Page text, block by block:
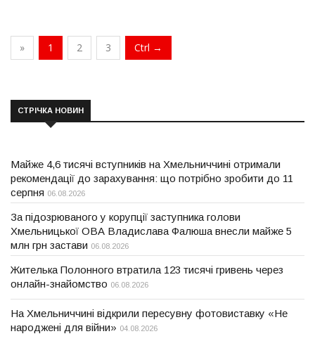
» 1 2 3 Ctrl →
СТРІЧКА НОВИН
Майже 4,6 тисячі вступників на Хмельниччині отримали
рекомендації до зарахування: що потрібно зробити до 11
серпня 06.08.2026
За підозрюваного у корупції заступника голови
Хмельницької ОВА Владислава Фалюша внесли майже 5
млн грн застави 06.08.2026
Жителька Полонного втратила 123 тисячі гривень через
онлайн-знайомство 06.08.2026
На Хмельниччині відкрили пересувну фотовиставку «Не
народжені для війни» 04.08.2026